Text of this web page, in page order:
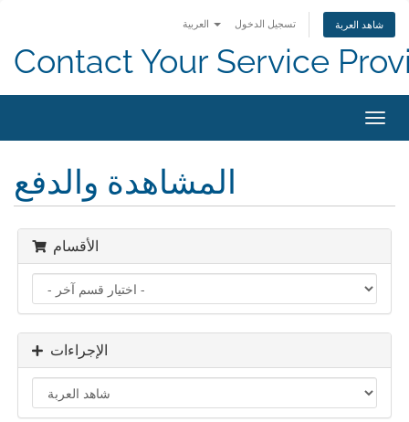
تسجيل الدخول شاهد العربة
Contact Your Service
تبديل
التنقل
المشاهدة والدفع
الأقسام
الإجراءات